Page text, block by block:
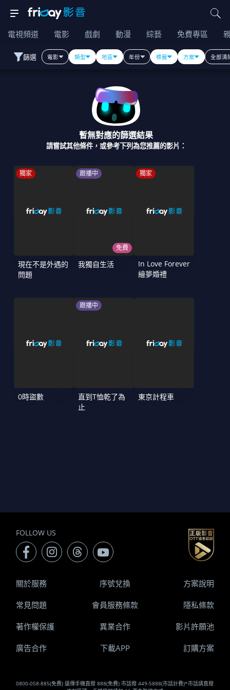
電視頻道 電影 戲劇 動漫 綜藝 免費專區
篩選 電影 類型 地區 年份 標籤 方案 全部清
暫無對應的篩選結果
請嘗試其他條件，或參考下列為您推薦的影片：
獨家
現在不是外遇的
問題
跟播中
免費
我獨自生活
獨家
In Love Forever
繪夢婚禮
0時盜數
跟播中
直到T恤乾了為
止
東京計程車
FOLLOW US
0800-058-885(免費) 遠傳手機直撥 888(免費) 市話撥 449-5888(市話計費)*市話請直撥
關於服務 序號兌換 方案說明
常見問題 會員服務條款 隱私條款
著作權保護 異業合作 影片許願池
廣告合作 下載APP 訂購方案